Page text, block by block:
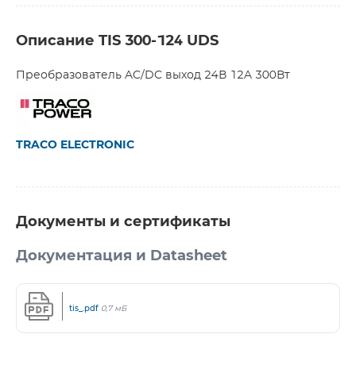
Описание TIS 300-124 UDS
Преобразователь AC/DC выход 24В 12A 300Вт
TRACO ELECTRONIC
Документы и сертификаты
Документация и Datasheet
tis_.pdf 0,7 мБ